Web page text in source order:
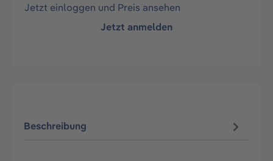
Jetzt einloggen und Preis ansehen
Jetzt anmelden
Beschreibung